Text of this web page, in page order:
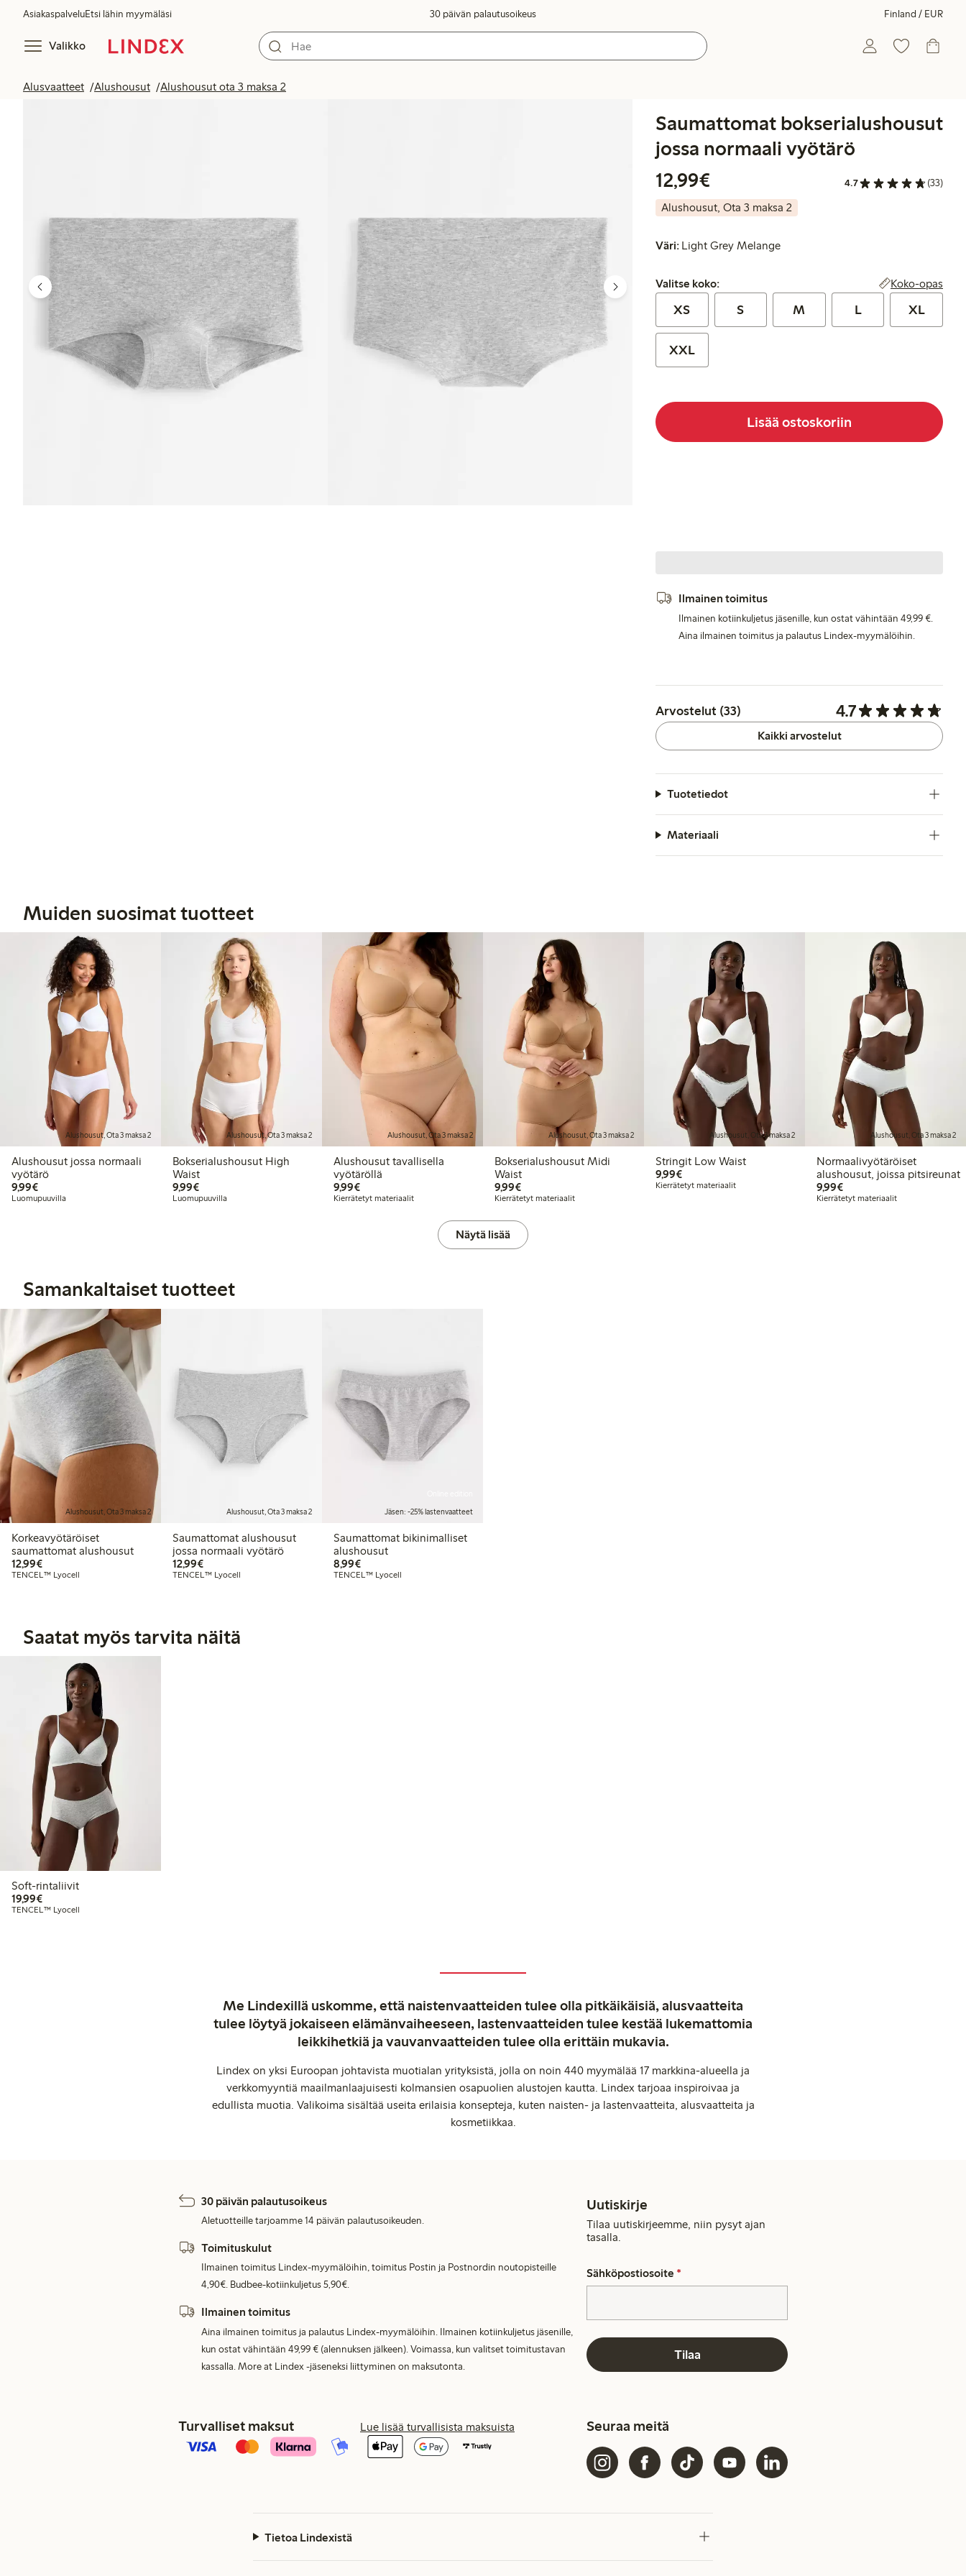
AsiakaspalveluEtsi lähin myymäläsi 30 päivän palautusoikeus Finland / EUR
Valikko
Alusvaatteet Alushousut Alushousut ota 3 maksa 2
Saumattomat bokserialushousut
jossa normaali vyötärö
12,99€
4.7 (33)
Alushousut, Ota 3 maksa 2
Väri: Light Grey Melange
Valitse koko:
Valitse koko: Koko-opas
XS S M L XL
XXL
Lisää ostoskoriin
Ilmainen toimitus
Ilmainen kotiinkuljetus jäsenille, kun ostat vähintään 49,99 €.
Aina ilmainen toimitus ja palautus Lindex-myymälöihin.
Arvostelut (33) 4.7
Kaikki arvostelut
Tuotetiedot
Materiaali
Muiden suosimat tuotteet
Alushousut, Ota 3 maksa 2
Alushousut jossa normaali
vyötärö
9,99€9,99 €
Luomupuuvilla
Alushousut, Ota 3 maksa 2
Bokserialushousut High
Waist
9,99€9,99 €
Luomupuuvilla
Alushousut, Ota 3 maksa 2
Alushousut tavallisella
vyötäröllä
9,99€9,99 €
Kierrätetyt materiaalit
Alushousut, Ota 3 maksa 2
Bokserialushousut Midi
Waist
9,99€9,99 €
Kierrätetyt materiaalit
Alushousut, Ota 3 maksa 2
Stringit Low Waist
9,99€9,99 €
Kierrätetyt materiaalit
Alushousut, Ota 3 maksa 2
Normaalivyötäröiset
alushousut, joissa pitsireunat
9,99€9,99 €
Kierrätetyt materiaalit
Näytä lisää
Samankaltaiset tuotteet
Alushousut, Ota 3 maksa 2
Korkeavyötäröiset
saumattomat alushousut
12,99€12,99 €
TENCEL™ Lyocell
Alushousut, Ota 3 maksa 2
Saumattomat alushousut
jossa normaali vyötärö
12,99€12,99 €
TENCEL™ Lyocell
Jäsen: -25% lastenvaatteet
Saumattomat bikinimalliset
alushousut
8,99€8,99 €
TENCEL™ Lyocell
Saatat myös tarvita näitä
Soft-rintaliivit
19,99€19,99 €
TENCEL™ Lyocell
Me Lindexillä uskomme, että naistenvaatteiden tulee olla pitkäikäisiä, alusvaatteita
tulee löytyä jokaiseen elämänvaiheeseen, lastenvaatteiden tulee kestää lukemattomia
leikkihetkiä ja vauvanvaatteiden tulee olla erittäin mukavia.
Lindex on yksi Euroopan johtavista muotialan yrityksistä, jolla on noin 440 myymälää 17 markkina-alueella ja
verkkomyyntiä maailmanlaajuisesti kolmansien osapuolien alustojen kautta. Lindex tarjoaa inspiroivaa ja
edullista muotia. Valikoima sisältää useita erilaisia konsepteja, kuten naisten- ja lastenvaatteita, alusvaatteita ja
kosmetiikkaa.
30 päivän palautusoikeus
Aletuotteille tarjoamme 14 päivän palautusoikeuden.
Toimituskulut
Ilmainen toimitus Lindex-myymälöihin, toimitus Postin ja Postnordin noutopisteille
4,90€. Budbee-kotiinkuljetus 5,90€.
Ilmainen toimitus
Aina ilmainen toimitus ja palautus Lindex-myymälöihin. Ilmainen kotiinkuljetus jäsenille,
kun ostat vähintään 49,99 € (alennuksen jälkeen). Voimassa, kun valitset toimitustavan
kassalla. More at Lindex -jäseneksi liittyminen on maksutonta.
Uutiskirje
Tilaa uutiskirjeemme, niin pysyt ajan
tasalla.
Sähköpostiosoite *
Tilaa
Turvalliset maksut Lue lisää turvallisista maksuista Seuraa meitä
Tietoa Lindexistä